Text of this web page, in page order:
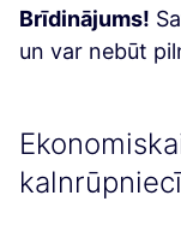
Brīdinājums!
un var nebūt